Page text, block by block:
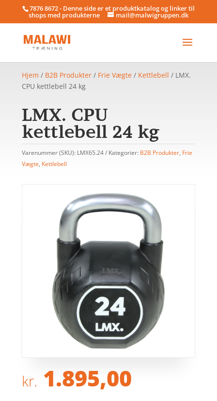
7876 8672 - Denne side er et produktkatalog og linker til
shops med produkterne mail@malwigruppen.dk
Hjem / B2B Produkter/ Frie Vægte/ Kettlebell / LMX.
CPU kettlebell 24 kg
LMX. CPU
kettlebell 24 kg
Varenummer (SKU): LMX65.24 Kategorier: B2B Produkter, Frie
Vægte, Kettlebell
kr. 1.895,00